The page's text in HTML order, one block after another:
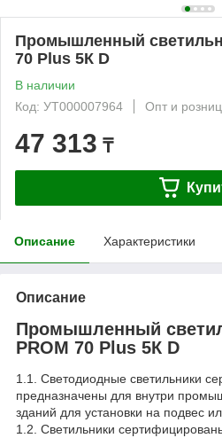
Промышленный
70 Plus 5К D
В наличии
Код: УТ000007964
Опт и
47 313 ₸
Описание Характеристики
Описание
Промышленный
PROM 70 Plus 5К D
1.1. Светодиодные светильники
предназначены для внутри
зданий для установки на подвес
1.2. Светильники